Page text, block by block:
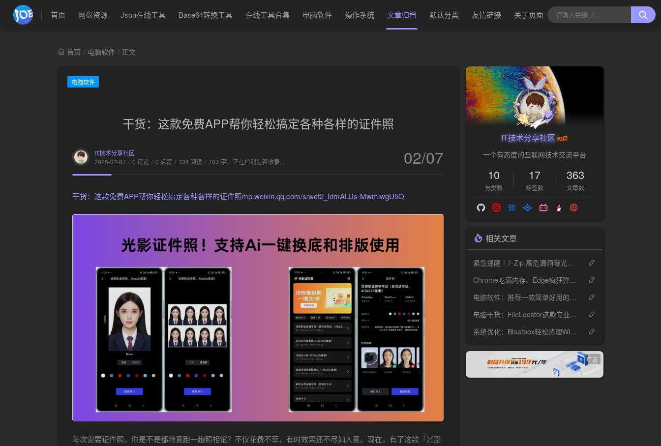
首页 网盘资源 Json在线工具 Base64转换工具 在线工具合集 电脑软件 操作系统 文章归档 默认分类 友情链接 关于页面
首页 / 电脑软件 / 正文
电脑软件
干货：这款免费APP帮你轻松搞定各种各样的证件照
IT技术分享社区
2026-02-07 / 0 评论 / 0 点赞 / 334 阅读 / 703 字 / 正在检测是否收录... 02/07
干货：这款免费APP帮你轻松搞定各种各样的证件照mp.weixin.qq.com/s/wct2_IdmALUs-MwmiwgU5Q
每次需要证件照，你是不是都特意跑一趟照相馆？不仅花费不菲，有时效果还不尽如人意。现在，有了这款「光影
IT技术分享社区
一个有态度的互联网技术交流平台
10
分类数
17
标签数
363
文章数
相关文章
紧急提醒｜7-Zip 高危漏洞曝光，你的电脑可能正在"裸奔"
Chrome吃满内存、Edge疯狂弹窗？Helium这款开源浏览器安静到离谱
电脑软件：推荐一款简单好用的视频压缩工具ShanaEncoder
电脑干货：FileLocator这款专业文件检索工具，解决99%的文件查找难题
系统优化：Bloatbox轻松清理Win10冗余预装应用
广告